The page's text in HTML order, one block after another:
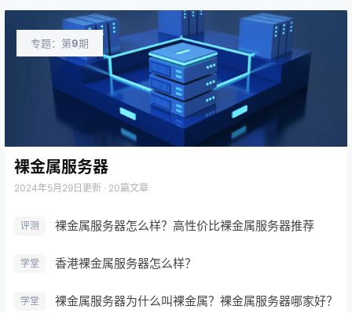
专题：第9期
裸金属服务器
2024年5月29日 更新 · 20篇文章
评测 裸金属服务器怎么样？高性价比裸金属服务器推荐
学堂 香港裸金属服务器怎么样？
学堂 裸金属服务器为什么叫裸金属？裸金属服务器哪家好？